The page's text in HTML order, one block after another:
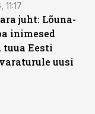
juht: Lõuna-
inimesed
Eesti
uusi